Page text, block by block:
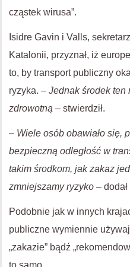
cząstek wirusa”.
Isidre Gavin i Valls,
Katalonii, przyznał, iż
to, by ​​transport publiczny
ryzyka. – Jednak środek ten
zdrowotną – stwierdził.
– Wiele osób obawiało się,
bezpieczną odległość w
takim środkom, jak zakaz
zmniejszamy ryzyko –
Podobnie jak w innych
publiczne wymiennie
„zakazie” bądź
to samo.